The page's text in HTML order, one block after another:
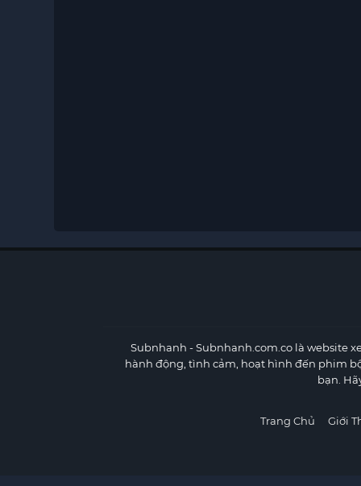
Subnhanh - Subnhanh.com.co là website
hành động, tình cảm, hoạt hình đến phim
bạn.
Trang Chủ Giới